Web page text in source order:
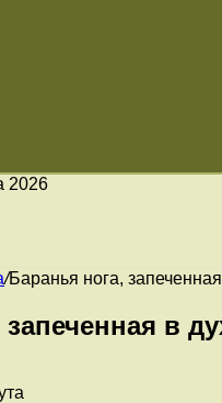
2026
/Баранья нога,
запеченная в